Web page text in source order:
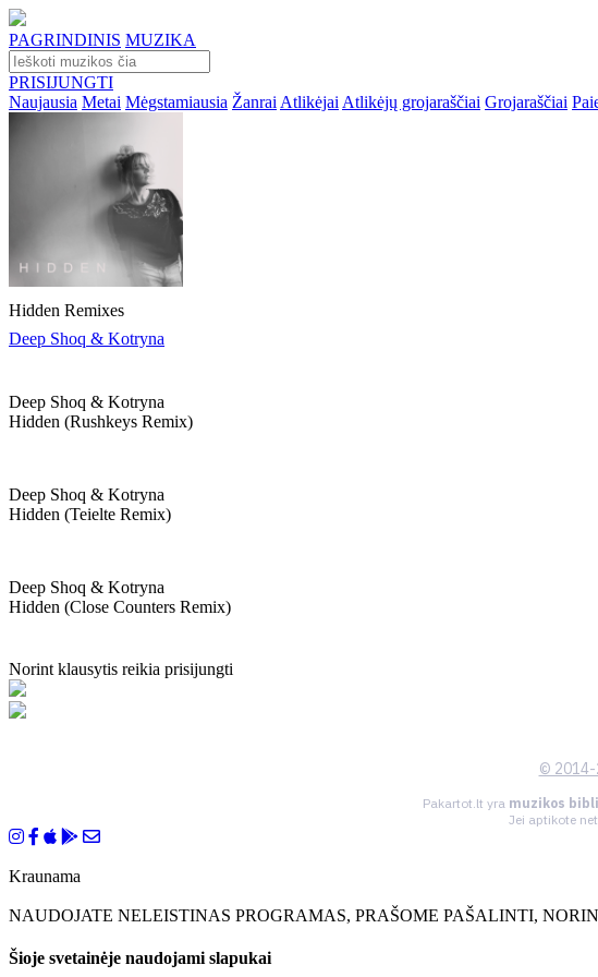
PAGRINDINIS MUZIKA
PRISIJUNGTI
Naujausia Metai Mėgstamiausia Žanrai Atlikėjai Atlikėjų grojaraščiai Grojaraščiai
Hidden Remixes
Deep Shoq & Kotryna
Deep Shoq & Kotryna
Hidden (rushkeys Remix)
Deep Shoq & Kotryna
Hidden (teielte Remix)
Deep Shoq & Kotryna
Hidden (close Counters Remix)
Norint klausytis reikia prisijungti
© 2014-
Pakartot.lt yra muzikos
Jei aptikote
Kraunama
NAUDOJATE NELEISTINAS PROGRAMAS, PRAŠOME PAŠALINTI,
Šioje svetainėje naudojami slapukai